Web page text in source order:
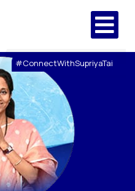
#ConnectWithSupriyaTai